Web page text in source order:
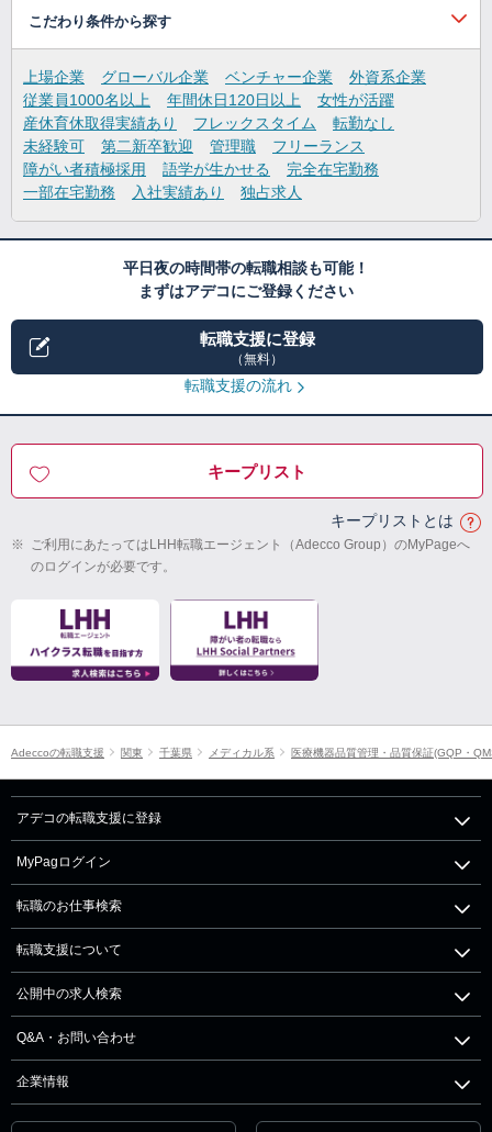
こだわり条件から探す
上場企業 グローバル企業 ベンチャー企業
外資系企業
従業員1000名以上
年間休日120日以上
女性が活躍
産休育休取得実績あり
フレックスタイム
転勤なし
未経験可
第二新卒歓迎 管理職
フリーランス
障がい者積極採用
語学が生かせる
完全在宅勤務
一部在宅勤務
入社実績あり 独占求人
平日夜の時間帯の転職相談も可能！
まずはアデコにご登録ください
転職支援に登録
（無料）
転職支援の流れ
キープリスト
キープリストとは
※ ご利用にあたってはLHH転職エージェント（Adecco Group）のMyPageへ
のログインが必要です。
Adeccoの転職支援 関東 千葉県 メディカル系 医療機器品質管理・品質保証(GQP・
アデコの転職支援に登録
MyPagログイン
転職のお仕事検索
転職支援について
公開中の求人検索
Q&A・お問い合わせ
企業情報